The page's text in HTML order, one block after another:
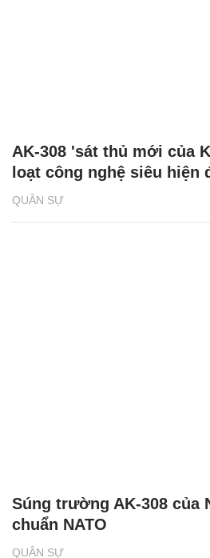
QUÂN SỰ
AK-308 'sát thủ mới của
loạt công nghệ siêu hiện
QUÂN SỰ
Súng trường AK-308 của
chuẩn NATO